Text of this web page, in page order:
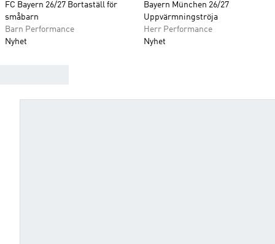
FC Bayern 26/27 Bortaställ för
småbarn
Barn Performance
Nyhet
Bayern München 26/27
Uppvärmningströja
Herr Performance
Nyhet